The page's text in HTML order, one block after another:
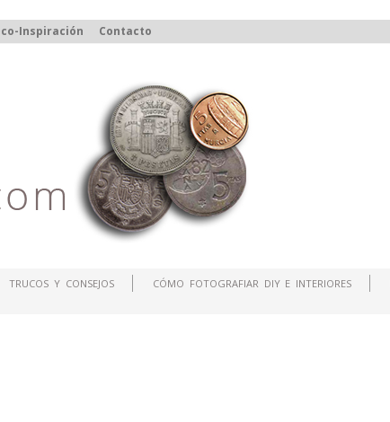
Inspiración Contacto
TRUCOS Y CONSEJOS CÓMO FOTOGRAFIAR DIY E INTERIORES